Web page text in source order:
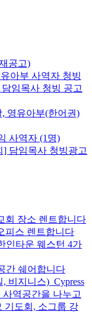
공고)
아부 사역자 청빙
임목사 청빙 공고
영유아부(한어권)
사역자 (1명)
담임목사 청빙광고
회 장소 렌트합니다
피스 렌트합니다
인타운 웨스턴 4가
간 쉐어합니다
비지니스)_Cypress
역공간을 나누고
기도회, 소그룹 강